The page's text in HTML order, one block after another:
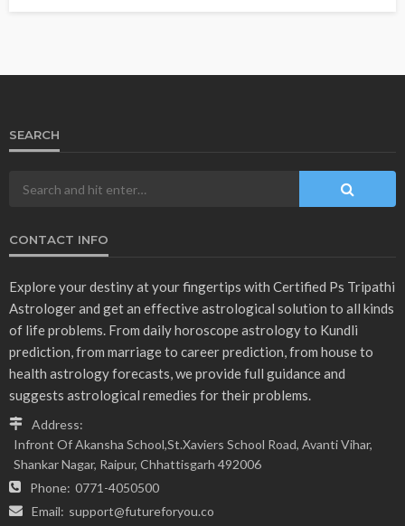
SEARCH
CONTACT INFO
Explore your destiny at your fingertips with Certified Ps Tripathi
Astrologer and get an effective astrological solution to all kinds
of life problems. From daily horoscope astrology to Kundli
prediction, from marriage to career prediction, from house to
health astrology forecasts, we provide full guidance and
suggests astrological remedies for their problems.
Address:
Infront Of Akansha School,St.Xaviers School Road, Avanti Vihar,
Shankar Nagar, Raipur, Chhattisgarh 492006
Phone: 0771-4050500
Email: support@futureforyou.co